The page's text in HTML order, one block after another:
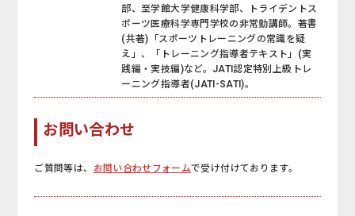
部、至学館大学健康科学部、トライデントス
ポーツ医療科学専門学校の非常勤講師。著書
(共著)「スポーツトレーニングの常識を疑
え」、「トレーニング指導者テキスト」(実
践編・実技編)など。JATI認定特別上級トレ
ーニング指導者(JATI-SATI)。
お問い合わせ
ご質問等は、 お問い合わせフォームで受け付けております。